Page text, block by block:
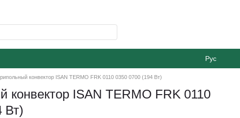
Рус
конвектор ISAN TERMO FRK 0110 0350 0700 (194 Вт)
конвектор ISAN TERMO FRK 0110
Вт)